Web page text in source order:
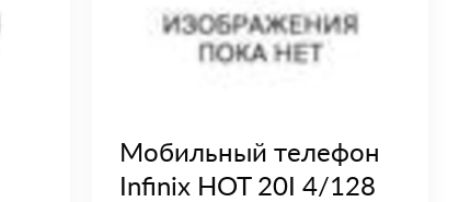
Мобильный телефон
Infinix HOT 20I 4/128